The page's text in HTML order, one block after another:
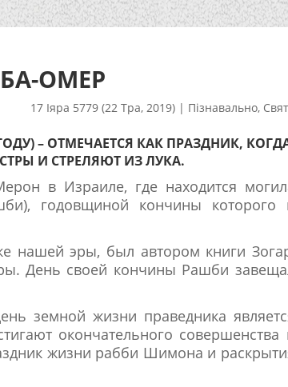
ОМЕР
17 Іяра 5779 (22 Тра, 2019)| Пізнавально,
– ОТМЕЧАЕТСЯ КАК ПРАЗДНИК,
И СТРЕЛЯЮТ ИЗ ЛУКА.
в Израиле, где находится
годовщиной кончины которого
нашей эры, был автором книги
День своей кончины Рашби
земной жизни праведника
окончательного совершенства
жизни рабби Шимона и